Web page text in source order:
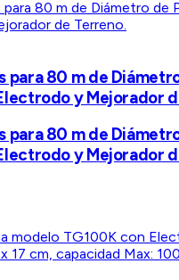
para 80 m de
y Mejorador
para 80 m de
y Mejorador